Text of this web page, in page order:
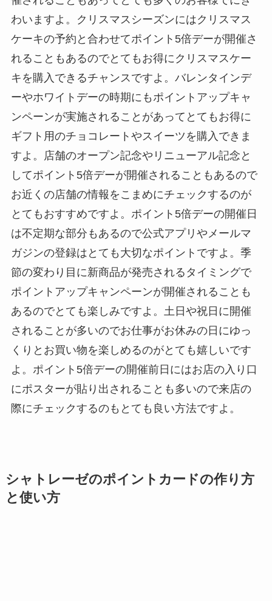
わいますよ。クリスマスシーズンにはクリスマス
ケーキの予約と合わせてポイント5倍デーが開催さ
れることもあるのでとてもお得にクリスマスケー
キを購入できるチャンスですよ。バレンタインデ
ーやホワイトデーの時期にもポイントアップキャ
ンペーンが実施されることがあってとてもお得に
ギフト用のチョコレートやスイーツを購入できま
すよ。店舗のオープン記念やリニューアル記念と
してポイント5倍デーが開催されることもあるので
お近くの店舗の情報をこまめにチェックするのが
とてもおすすめですよ。ポイント5倍デーの開催日
は不定期な部分もあるので公式アプリやメールマ
ガジンの登録はとても大切なポイントですよ。季
節の変わり目に新商品が発売されるタイミングで
ポイントアップキャンペーンが開催されることも
あるのでとても楽しみですよ。土日や祝日に開催
されることが多いのでお仕事がお休みの日にゆっ
くりとお買い物を楽しめるのがとても嬉しいです
よ。ポイント5倍デーの開催前日にはお店の入り口
にポスターが貼り出されることも多いので来店の
際にチェックするのもとても良い方法ですよ。
シャトレーゼのポイントカードの作り方
と使い方